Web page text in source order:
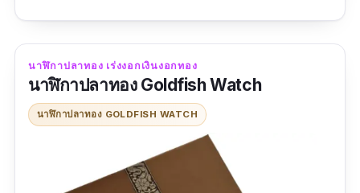
ขนาด:19.5*28*11.5 เซนติเมตร
แน่ๆครับ
นาฬิกาปลาทอง เร่งงอกเงินงอกทอง
นาฬิกาปลาทอง Goldfish Watch
นาฬิกาปลาทอง GOLDFISH WATCH